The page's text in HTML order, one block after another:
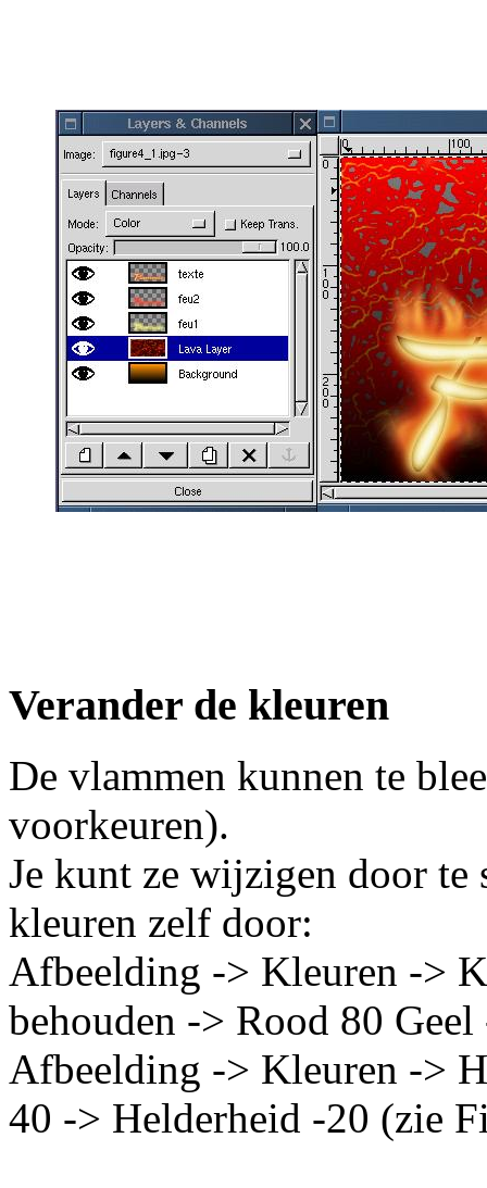
Verander de kleuren
De vlammen kunnen te
voorkeuren).
Je kunt ze wijzigen door te
kleuren zelf door:
Afbeelding -> Kleuren ->
behouden -> Rood 80
Afbeelding -> Kleuren ->
40 -> Helderheid -20 (zie